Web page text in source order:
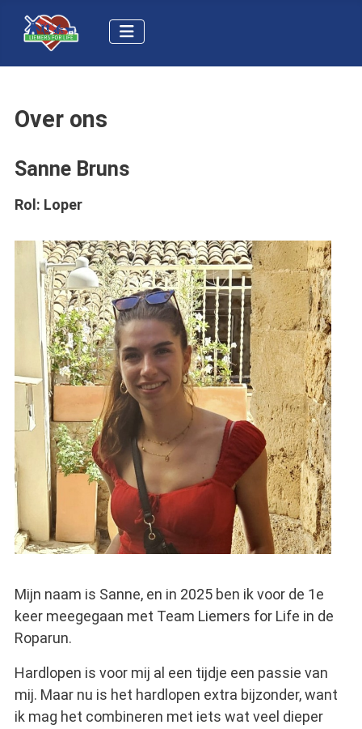
Over ons
Sanne Bruns
Rol: Loper
Mijn naam is Sanne, en in 2025 ben ik voor de 1e
keer meegegaan met Team Liemers for Life in de
Roparun.
Hardlopen is voor mij al een tijdje een passie van
mij. Maar nu is het hardlopen extra bijzonder, want
ik mag het combineren met iets wat veel dieper